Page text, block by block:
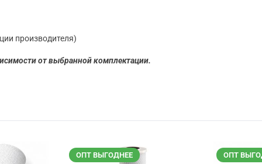
производителя)
от выбранной комплектации.
ОПТ ВЫГОДНЕЕ ОПТ